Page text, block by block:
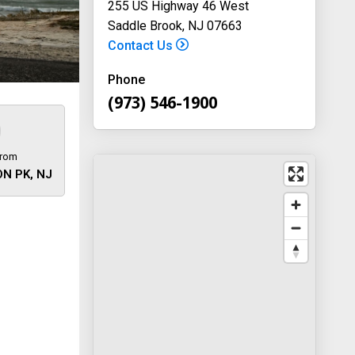
PK, NJ
255 US Highway 46 West
Saddle Brook, NJ 07663
Contact Us
Phone
(973) 546-1900